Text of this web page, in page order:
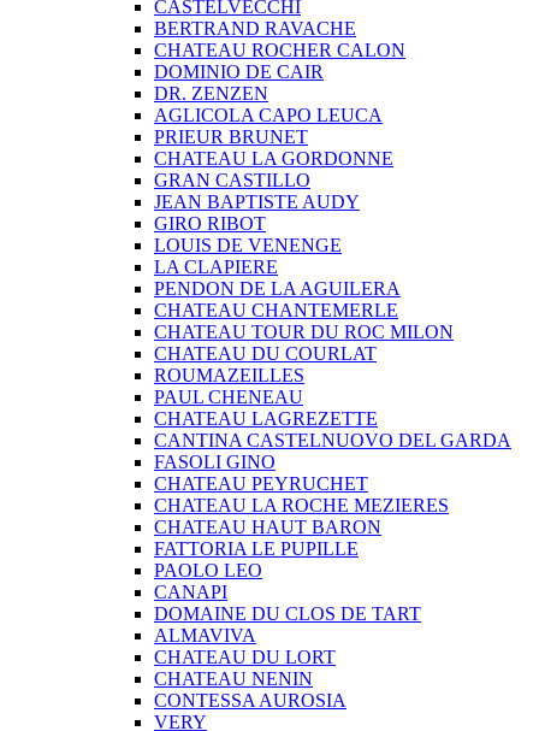
CASTELVECCHI
BERTRAND RAVACHE
CHATEAU ROCHER CALON
DOMINIO DE CAIR
DR. ZENZEN
AGLICOLA CAPO LEUCA
PRIEUR BRUNET
CHATEAU LA GORDONNE
GRAN CASTILLO
JEAN BAPTISTE AUDY
GIRO RIBOT
LOUIS DE VENENGE
LA CLAPIERE
PENDON DE LA AGUILERA
CHATEAU CHANTEMERLE
CHATEAU TOUR DU ROC MILON
CHATEAU DU COURLAT
ROUMAZEILLES
PAUL CHENEAU
CHATEAU LAGREZETTE
CANTINA CASTELNUOVO DEL GARDA
FASOLI GINO
CHATEAU PEYRUCHET
CHATEAU LA ROCHE MEZIERES
CHATEAU HAUT BARON
FATTORIA LE PUPILLE
PAOLO LEO
CANAPI
DOMAINE DU CLOS DE TART
ALMAVIVA
CHATEAU DU LORT
CHATEAU NENIN
CONTESSA AUROSIA
VERY